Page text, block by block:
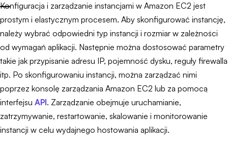
Konfiguracja i zarządzanie instancjami w Amazon EC2 jest
prostym i elastycznym procesem. Aby skonfigurować instancję,
należy wybrać odpowiedni typ instancji i rozmiar w zależności
od wymagań aplikacji. Następnie można dostosować parametry
takie jak przypisanie adresu IP, pojemność dysku, reguły firewalla
itp. Po skonfigurowaniu instancji, można zarządzać nimi
poprzez konsolę zarządzania Amazon EC2 lub za pomocą
interfejsu API. Zarządzanie obejmuje uruchamianie,
zatrzymywanie, restartowanie, skalowanie i monitorowanie
instancji w celu wydajnego hostowania aplikacji.